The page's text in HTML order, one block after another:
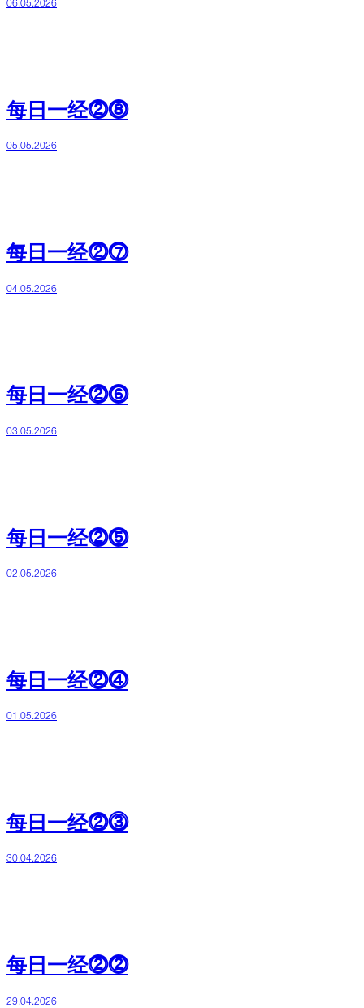
06.05.2026
每日一经⓶⓼
05.05.2026
每日一经⓶⓻
04.05.2026
每日一经⓶⓺
03.05.2026
每日一经⓶⓹
02.05.2026
每日一经⓶⓸
01.05.2026
每日一经⓶⓷
30.04.2026
每日一经⓶⓶
29.04.2026